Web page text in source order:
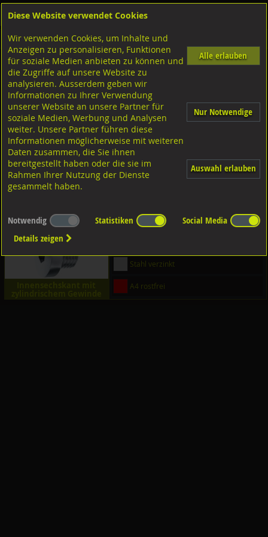
Shop Schrauben Diverse Schrauben Verschlussschrauben/Zoll
Diverse Ausführungen
Aussensechskant
Stahl blank
Stahl verzinkt
A4 rostfrei
kegeligem Gewinde
Stahl blank
Stahl verzinkt
A4 rostfrei
Diese Website verwendet Cookies
Wir verwenden Cookies, um Inhalte und
Anzeigen zu personalisieren, Funktionen
für soziale Medien anbieten zu können und
die Zugriffe auf unsere Website zu
analysieren. Ausserdem geben wir
Informationen zu Ihrer Verwendung
unserer Website an unsere Partner für
soziale Medien, Werbung und Analysen
weiter. Unsere Partner führen diese
Informationen möglicherweise mit weiteren
Daten zusammen, die Sie ihnen
bereitgestellt haben oder die sie im
Rahmen Ihrer Nutzung der Dienste
gesammelt haben.
Alle erlauben
Nur Notwendige
Auswahl erlauben
Notwendig Statistiken
Social Media
Details zeigen